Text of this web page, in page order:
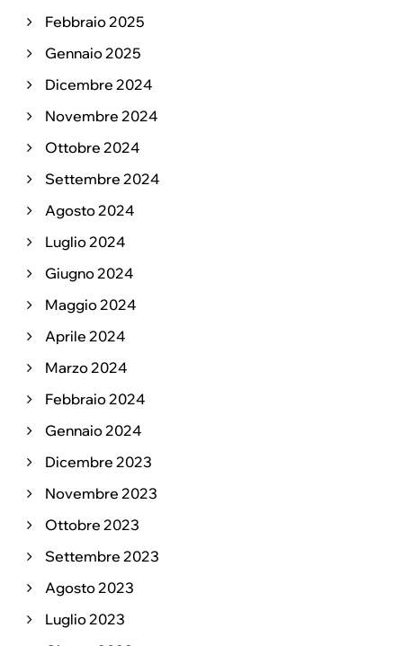
Febbraio 2025
Gennaio 2025
Dicembre 2024
Novembre 2024
Ottobre 2024
Settembre 2024
Agosto 2024
Luglio 2024
Giugno 2024
Maggio 2024
Aprile 2024
Marzo 2024
Febbraio 2024
Gennaio 2024
Dicembre 2023
Novembre 2023
Ottobre 2023
Settembre 2023
Agosto 2023
Luglio 2023